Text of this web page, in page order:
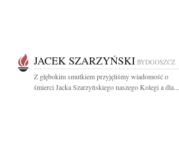
JACEK SZARZYŃSKI BYDGOSZCZ
Z głębokim smutkiem przyjęliśmy wiadomość o
śmierci Jacka Szarzyńskiego naszego Kolegi a dla...